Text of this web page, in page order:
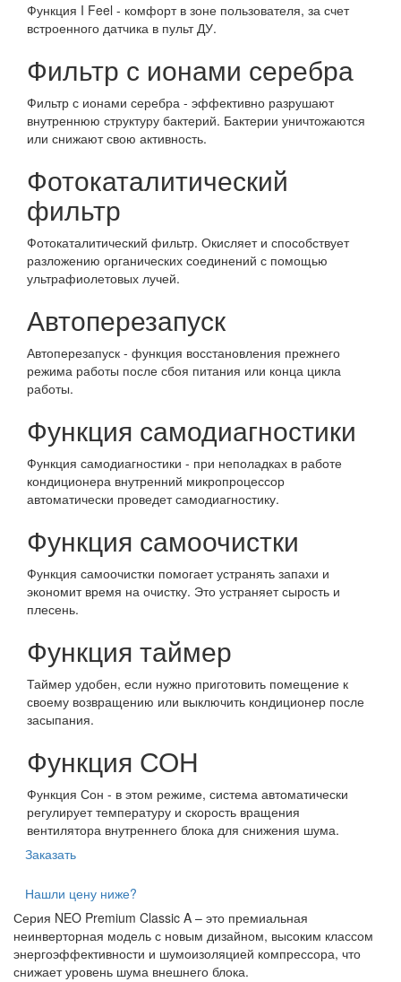
Функция I Feel - комфорт в зоне пользователя, за счет
встроенного датчика в пульт ДУ.
Фильтр с ионами серебра
Фильтр с ионами серебра - эффективно разрушают
внутреннюю структуру бактерий. Бактерии уничтожаются
или снижают свою активность.
Фотокаталитический
фильтр
Фотокаталитический фильтр. Окисляет и способствует
разложению органических соединений с помощью
ультрафиолетовых лучей.
Автоперезапуск
Автоперезапуск - функция восстановления прежнего
режима работы после сбоя питания или конца цикла
работы.
Функция самодиагностики
Функция самодиагностики - при неполадках в работе
кондиционера внутренний микропроцессор
автоматически проведет самодиагностику.
Функция самоочистки
Функция самоочистки помогает устранять запахи и
экономит время на очистку. Это устраняет сырость и
плесень.
Функция таймер
Таймер удобен, если нужно приготовить помещение к
своему возвращению или выключить кондиционер после
засыпания.
Функция СОН
Функция Сон - в этом режиме, система автоматически
регулирует температуру и скорость вращения
вентилятора внутреннего блока для снижения шума.
Заказать
Нашли цену ниже?
Серия NEO Premium Classic A – это премиальная
неинверторная модель с новым дизайном, высоким классом
энергоэффективности и шумоизоляцией компрессора, что
снижает уровень шума внешнего блока.